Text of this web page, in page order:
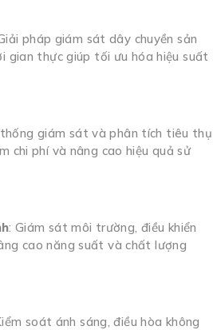
pháp giám sát dây chuyền sản
gian thực giúp tối ưu hóa hiệu suất
giám sát và phân tích tiêu thụ
chi phí và nâng cao hiệu quả sử
: Giám sát môi trường, điều khiển
cao năng suất và chất lượng
soát ánh sáng, điều hòa không